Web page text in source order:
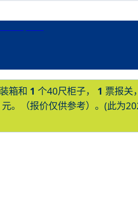
箱和 1 个40尺柜子， 1 票报关
。（报价仅供参考）。(此为